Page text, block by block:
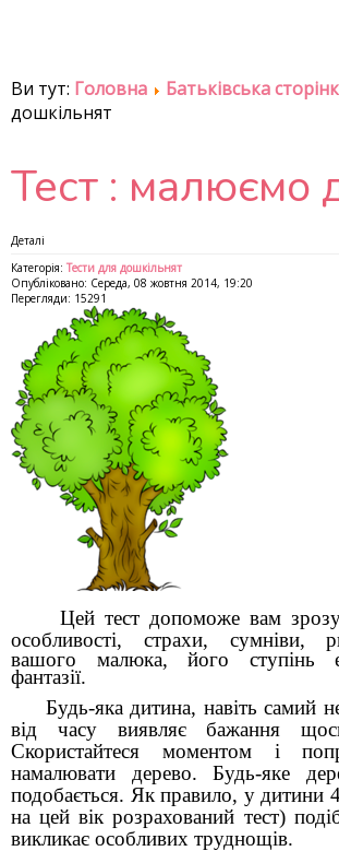
Ви тут: Головна Батьківська
дошкільнят
Тест : малюємо
Деталі
Категорія: Тести для дошкільнят
Опубліковано: Середа, 08 жовтня 2014, 19:20
Перегляди: 15291
Цей тест допоможе вам
особливості, страхи, сумніви,
вашого малюка, його ступінь
фантазії.
Будь-яка дитина, навіть самий
від часу виявляє бажання
Скористайтеся моментом і
намалювати дерево. Будь-яке
подобається. Як правило, у дитини
на цей вік розрахований тест)
викликає особливих труднощів.